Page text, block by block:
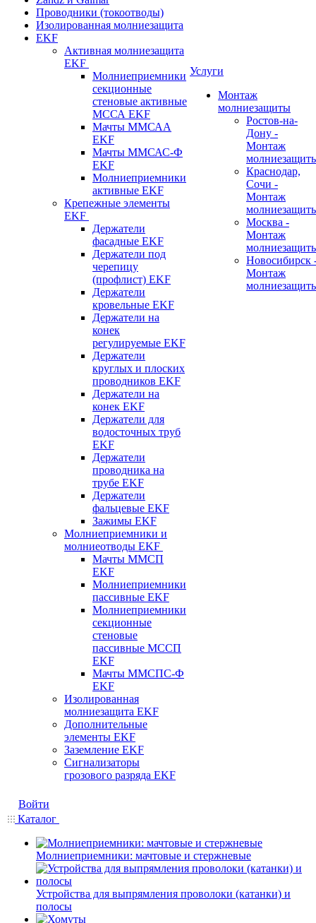
Проводники (токоотводы)
Изолированная молниезащита
EKF
Активная молниезащита
EKF
Молниеприемники
секционные
стеновые активные
МССА EKF
Мачты ММСАА
EKF
Мачты ММСАС-Ф
EKF
Молниеприемники
активные EKF
Крепежные элементы
EKF
Держатели
фасадные EKF
Держатели под
черепицу
(профлист) EKF
Держатели
кровельные EKF
Держатели на
конек
регулируемые EKF
Держатели
круглых и плоских
проводников EKF
Держатели на
конек EKF
Держатели для
водосточных труб
EKF
Держатели
проводника на
трубе EKF
Держатели
фальцевые EKF
Зажимы EKF
Молниеприемники и
молниеотводы EKF
Мачты ММСП
EKF
Молниеприемники
пассивные EKF
Молниеприемники
секционные
стеновые
пассивные МССП
EKF
Мачты ММСПС-Ф
EKF
Изолированная
молниезащита EKF
Дополнительные
элементы EKF
Заземление EKF
Сигнализаторы
грозового разряда EKF
Услуги
Монтаж
молниезащиты
Ростов-на-
Дону -
Монтаж
Краснодар,
Сочи -
Монтаж
Москва -
Монтаж
Новосибирск
Монтаж
Войти
Каталог
Молниеприемники: мачтовые и стержневые
Устройства для выпрямления проволоки (катанки) и
полосы